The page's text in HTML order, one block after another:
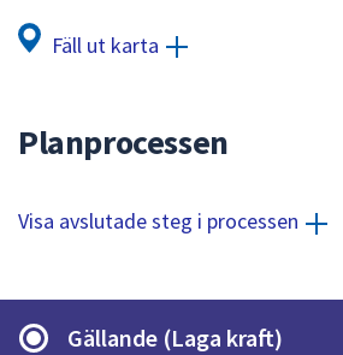
Fäll ut karta
Planprocessen
Visa avslutade steg i processen
Gällande (Laga kraft)